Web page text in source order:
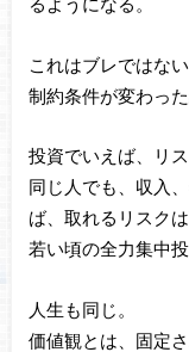
これはブレではない
制約条件が変わった
投資でいえば、リ
同じ人でも、収入
ば、取れるリスクは
若い頃の全力集中
人生も同じ。
価値観とは、固定